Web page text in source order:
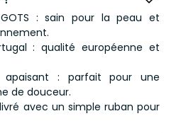
: sain pour la peau et
: qualité européenne et
: parfait pour une
de douceur.
avec un simple ruban pour